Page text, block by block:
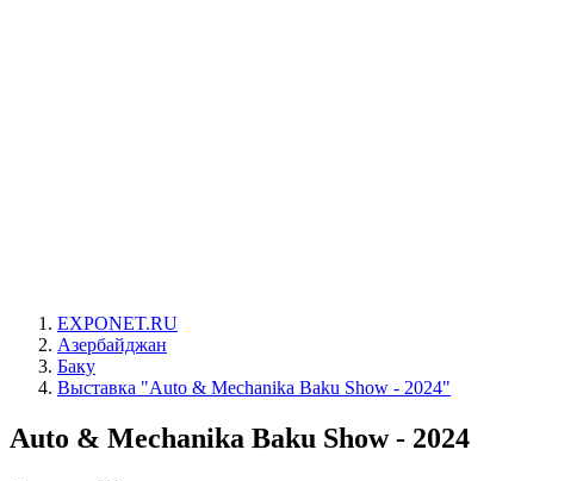
EXPONET.RU
Азербайджан
Баку
Выставка "Auto & Mechanika Baku Show - 2024"
Auto & Mechanika Baku Show - 2024